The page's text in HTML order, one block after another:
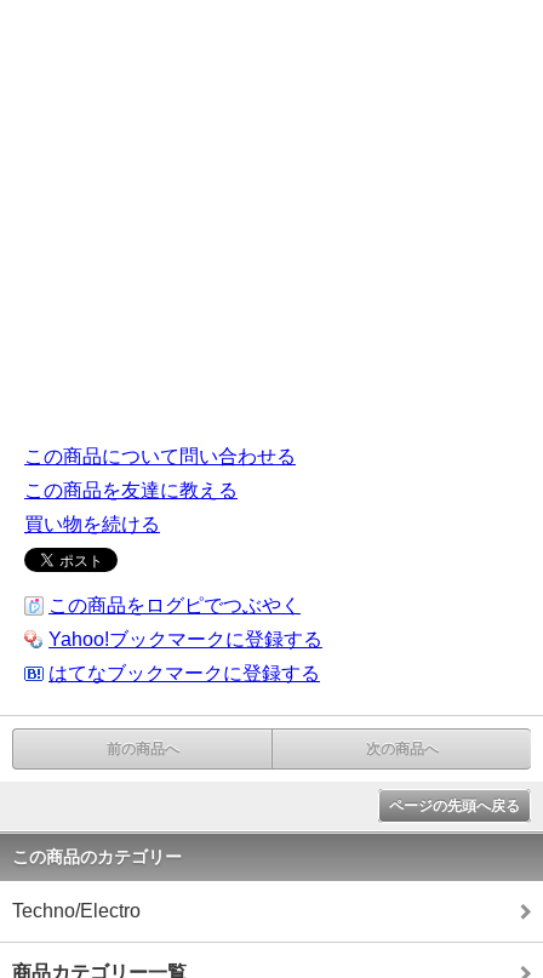
この商品について問い合わせる
この商品を友達に教える
買い物を続ける
この商品をログピでつぶやく
Yahoo!ブックマークに登録する
はてなブックマークに登録する
前の商品へ 次の商品へ
ページの先頭へ戻る
この商品のカテゴリー
Techno/Electro
商品カテゴリー一覧